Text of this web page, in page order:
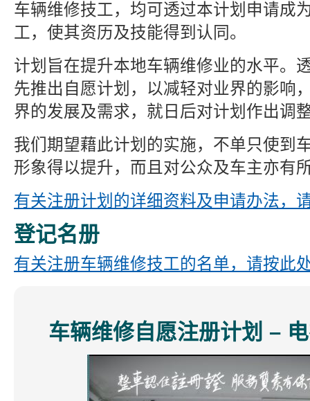
车辆维修技工，均可透过本计划申请成
工，使其资历及技能得到认同。
计划旨在提升本地车辆维修业的水平。
先推出自愿计划，以减轻对业界的影响
界的发展及需求，就日后对计划作出调
我们期望藉此计划的实施，不单只使到
形象得以提升，而且对公众及车主亦有
有关注册计划的详细资料及申请办法，
登记名册
有关注册车辆维修技工的名单，请按此
车辆维修自愿注册计划 –